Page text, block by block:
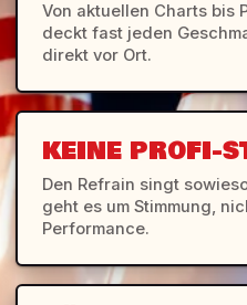
Von aktuellen Charts bis
deckt fast jeden
direkt vor Ort.
KEINE PROFI-
Den Refrain singt
geht es um Stimmung,
Performance.